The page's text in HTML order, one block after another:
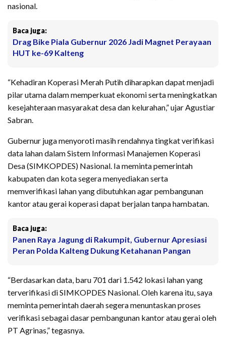
nasional.
Baca juga:
Drag Bike Piala Gubernur 2026 Jadi Magnet Perayaan
HUT ke-69 Kalteng
“Kehadiran Koperasi Merah Putih diharapkan dapat menjadi
pilar utama dalam memperkuat ekonomi serta meningkatkan
kesejahteraan masyarakat desa dan kelurahan,” ujar Agustiar
Sabran.
Gubernur juga menyoroti masih rendahnya tingkat verifikasi
data lahan dalam Sistem Informasi Manajemen Koperasi
Desa (SIMKOPDES) Nasional. Ia meminta pemerintah
kabupaten dan kota segera menyediakan serta
memverifikasi lahan yang dibutuhkan agar pembangunan
kantor atau gerai koperasi dapat berjalan tanpa hambatan.
Baca juga:
Panen Raya Jagung di Rakumpit, Gubernur Apresiasi
Peran Polda Kalteng Dukung Ketahanan Pangan
“Berdasarkan data, baru 701 dari 1.542 lokasi lahan yang
terverifikasi di SIMKOPDES Nasional. Oleh karena itu, saya
meminta pemerintah daerah segera menuntaskan proses
verifikasi sebagai dasar pembangunan kantor atau gerai oleh
PT Agrinas,” tegasnya.